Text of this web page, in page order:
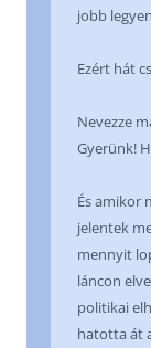
jobb
Ezért hát
Nevezze
Gyerünk!
És amikor
jelentek
mennyit
láncon
politikai
hatotta át